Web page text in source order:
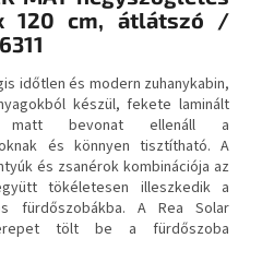
120 cm, átlátszó /
időtlen és modern zuhanykabin,
készül, fekete laminált
bevonat ellenáll a
és könnyen tisztítható. A
és zsanérok kombinációja az
tökéletesen illeszkedik a
fürdőszobákba. A Rea Solar
tölt be a fürdőszoba